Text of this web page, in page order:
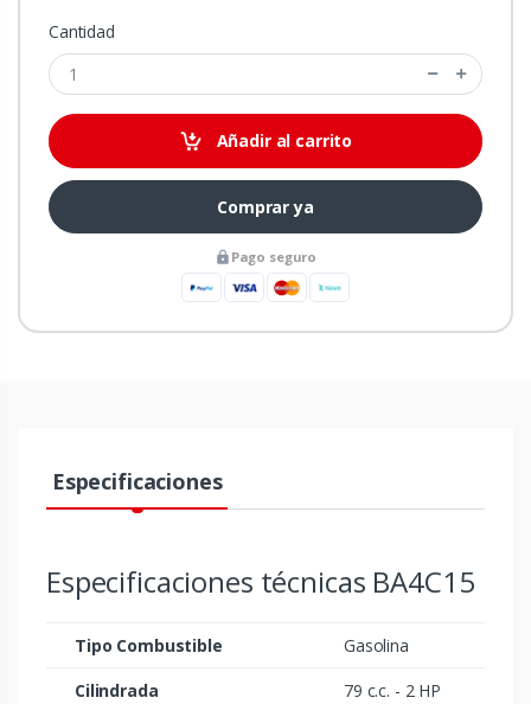
Cantidad
Añadir al carrito
Comprar ya
Pago seguro
Especificaciones
Especificaciones técnicas BA4C15
Tipo Combustible
Gasolina
Cilindrada
79 c.c. - 2 HP